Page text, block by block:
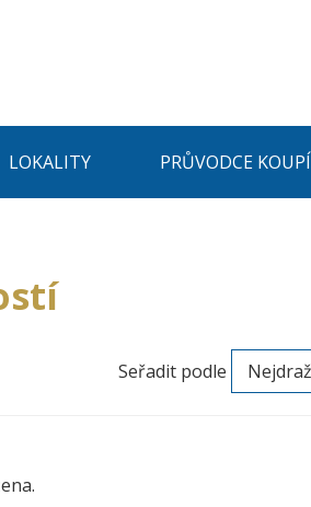
LOKALITY PRŮVODCE KOUPÍ
Seřadit podle